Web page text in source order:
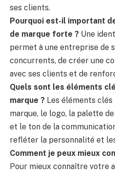
ses clients.
Pourquoi est-il important
de marque forte ? Une
permet à une entreprise de
concurrents, de créer une
avec ses clients et de
Quels sont les éléments
marque ? Les éléments
marque, le logo, la palette
et le ton de la
refléter la personnalité et
Comment je peux mieux
Pour mieux connaître votre